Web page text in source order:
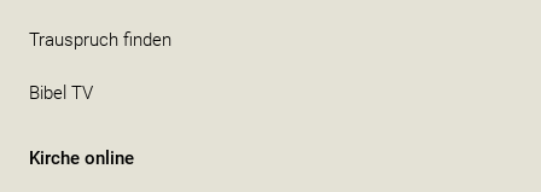
Trauspruch finden
Bibel TV
Kirche online